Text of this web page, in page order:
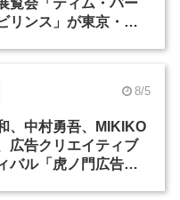
リンス」が東京・豊
8/5
、中村勇吾、MIKIKO
広告クリエイティブ
バル「虎ノ門広告